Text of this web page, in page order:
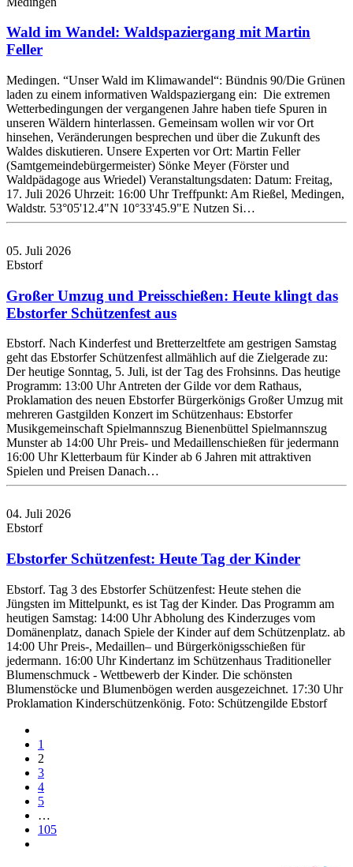
Wald im Wandel: Waldspaziergang mit Martin
Feller
Medingen. “Unser Wald im Klimawandel“: Bündnis 90/Die Grünen
laden zu einem informativen Waldspaziergang ein: Die extremen
Wetterbedingungen der vergangenen Jahre haben tiefe Spuren in
unseren Wäldern hinterlassen. Gemeinsam wollen wir vor Ort
hinsehen, Veränderungen besprechen und über die Zukunft des
Waldes diskutieren. Unsere Experten vor Ort: Martin Feller
(Samtgemeindebürgermeister) Sönke Meyer (Förster und
Waldpädagoge aus Wriedel) Veranstaltungsdaten: Datum: Freitag,
17. Juli 2026 Uhrzeit: 16:00 Uhr Treffpunkt: Am Rießel, Medingen,
Waldstr. 53°05'12.4"N 10°33'45.9"E Nutzen Si…
05. Juli 2026
Ebstorf
Großer Umzug und Preisschießen: Heute klingt das
Ebstorfer Schützenfest aus
Ebstorf. Nach Kinderfest und Bretterzeltfete am gestrigen Samstag
geht das Ebstorfer Schützenfest allmählich auf die Zielgerade zu:
Der heutige Sonntag, 5. Juli, ist der Tag des Frohsinns. Das heutige
Programm: 13:00 Uhr Antreten der Gilde vor dem Rathaus,
Proklamation des neuen Ebstorfer Bürgerkönigs Großer Umzug mit
mehreren Gastgilden Konzert im Schützenhaus: Ebstorfer
Musikgemeinschaft Spielmannszug Bienenbüttel Spielmannszug
Munster ab 14:00 Uhr Preis- und Medaillenschießen für jedermann
16:00 Uhr Kletterbaum für Kinder ab 6 Jahren mit attraktiven
Spielen und Preisen Danach…
04. Juli 2026
Ebstorf
Ebstorfer Schützenfest: Heute Tag der Kinder
Ebstorf. Tag 3 des Ebstorfer Schützenfest: Heute stehen die
Jüngsten im Mittelpunkt, es ist Tag der Kinder. Das Programm am
heutigen Samstag: 14:00 Uhr Abholung des Kinderzuges vom
Domänenplatz, danach Spiele der Kinder auf dem Schützenplatz. ab
14:00 Uhr Preis-, Medaillen– und Bürgerkönigsschießen für
jedermann. 16:00 Uhr Kindertanz im Schützenhaus Traditioneller
Blumenschmuck - Wettbewerb der Kinder. Die schönsten
Blumenstöcke und Blumenbögen werden ausgezeichnet. 17:30 Uhr
Proklamation Kinderschützenkönig. Foto: Schützengilde Ebstorf
1
2
3
4
5
…
105